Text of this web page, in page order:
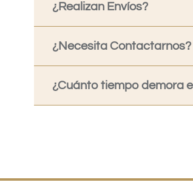
¿Realizan Envíos?
¿Necesita Contactarnos?
¿Cuánto tiempo demora